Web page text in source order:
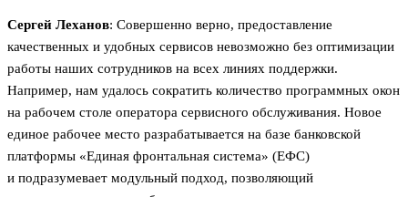
Сергей Леханов: Совершенно верно, предоставление
качественных и удобных сервисов невозможно без оптимизации
работы наших сотрудников на всех линиях поддержки.
Например, нам удалось сократить количество программных окон
на рабочем столе оператора сервисного обслуживания. Новое
единое рабочее место разрабатывается на базе банковской
платформы «Единая фронтальная система» (ЕФС)
и подразумевает модульный подход, позволяющий